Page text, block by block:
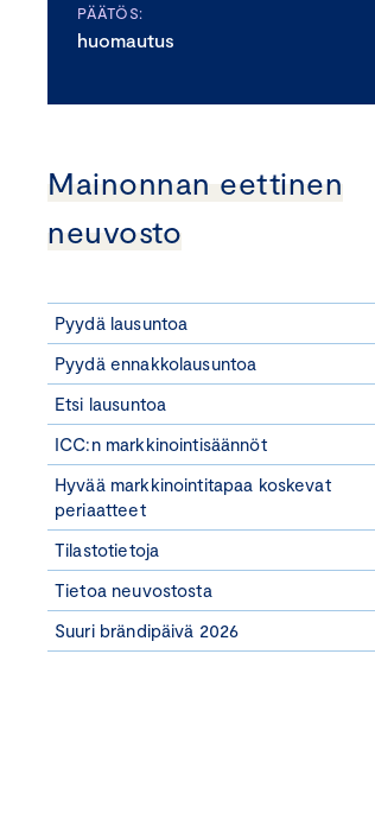
PÄÄTÖS:
huomautus
Mainonnan eettinen
neuvosto
Pyydä lausuntoa
Pyydä ennakkolausuntoa
Etsi lausuntoa
ICC:n markkinointisäännöt
Hyvää markkinointitapaa koskevat
periaatteet
Tilastotietoja
Tietoa neuvostosta
Suuri brändipäivä 2026